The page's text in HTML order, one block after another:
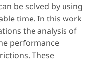
be solved by using
time. In this work
the analysis of
performance
These